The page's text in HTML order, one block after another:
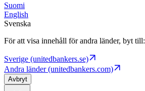
Suomi
English
Svenska
För att visa innehåll för andra länder, byt till:
Sverige (unitedbankers.se)
Andra länder (unitedbankers.com)
Avbryt